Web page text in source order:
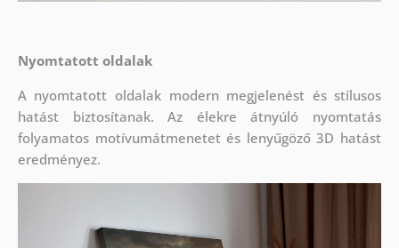
Nyomtatott oldalak
A nyomtatott oldalak modern megjelenést és stílusos
hatást biztosítanak. Az élekre átnyúló nyomtatás
folyamatos motívumátmenetet és lenyűgöző 3D hatást
eredményez.